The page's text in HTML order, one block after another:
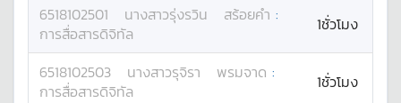
6518102501 นางสาวรุ่งรวิน สร้อยคำ :
การสื่อสารดิจิทัล
1ชั่วโมง
6518102503 นางสาวรุจิรา พรมจาด :
การสื่อสารดิจิทัล
1ชั่วโมง